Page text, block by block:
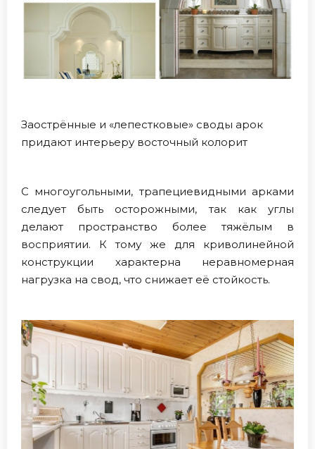
Заострённые и «лепестковые» своды арок
придают интерьеру восточный колорит
С многоугольными, трапециевидными арками
следует быть осторожными, так как углы
делают пространство более тяжёлым в
восприятии. К тому же для криволинейной
конструкции характерна неравномерная
нагрузка на свод, что снижает её стойкость.